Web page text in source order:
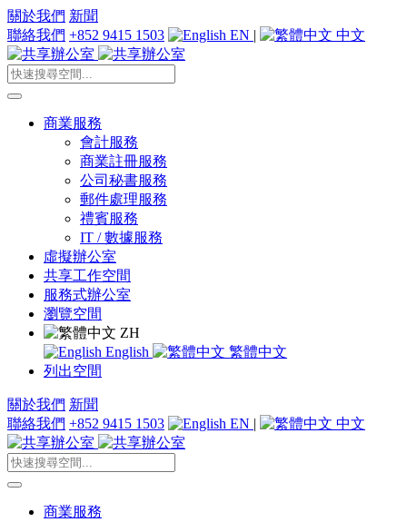
關於我們 新聞
聯絡我們 +852 9415 1503 EN | 中文
商業服務
會計服務
商業註冊服務
公司秘書服務
郵件處理服務
禮賓服務
IT / 數據服務
虛擬辦公室
共享工作空間
服務式辦公室
瀏覽空間
ZH
English
繁體中文
列出空間
關於我們 新聞
聯絡我們 +852 9415 1503 EN | 中文
商業服務